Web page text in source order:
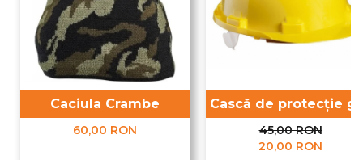
Caciula Crambe
60,00 RON
Cască de protecție
45,00 RON
20,00 RON